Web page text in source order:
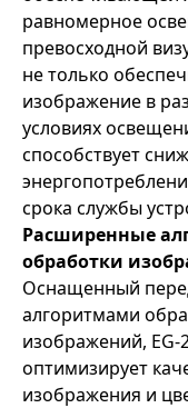
равномерное
превосходной
не только
изображение в
условиях
способствует
срока службы
Расширенные
обработки
Оснащенный
алгоритмами
изображений, EG-
оптимизирует
изображения и